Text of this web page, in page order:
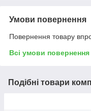
Умови повернення
Повернення товару
Всі умови повернення
Подібні товари